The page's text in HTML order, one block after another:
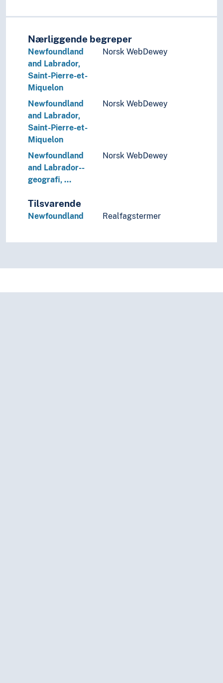
Tid i enheter, stadier og perioder
Nærliggende begreper
Newfoundland
and Labrador,
Saint-Pierre-et-
Miquelon
Norsk WebDewey
Newfoundland
and Labrador,
Saint-Pierre-et-
Miquelon
Norsk WebDewey
Newfoundland
and Labrador--
geografi, …
Norsk WebDewey
Tilsvarende
Newfoundland Realfagstermer